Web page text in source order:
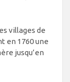
villages de
en 1760 une
jusqu’en